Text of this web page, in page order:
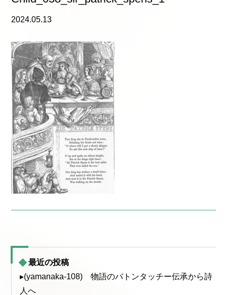
2024.05.13
最近の投稿
▸(yamanaka-108) 物語のバトンタッチー伝承から詩
人へ